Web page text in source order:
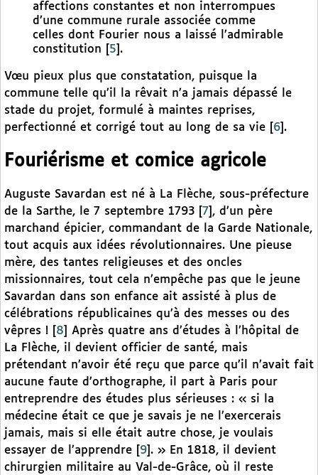
affections constantes et non interrompues
d’une commune rurale associée comme
celles dont Fourier nous a laissé l’admirable
constitution
5 .
Vœu pieux plus que constatation, puisque la
commune telle qu’il la rêvait n’a jamais dépassé le
stade du projet, formulé à maintes reprises,
perfectionné et corrigé tout au long de sa vie
6 .
Fouriérisme et comice agricole
Auguste Savardan est né à La Flèche, sous-préfecture
de la Sarthe, le 7 septembre 1793
7 , d’un père
marchand épicier, commandant de la Garde Nationale,
tout acquis aux idées révolutionnaires. Une pieuse
mère, des tantes religieuses et des oncles
missionnaires, tout cela n’empêche pas que le jeune
Savardan dans son enfance ait assisté à plus de
célébrations républicaines qu’à des messes ou des
vêpres !
8
Après quatre ans d’études à l’hôpital de
La Flèche, il devient officier de santé, mais
prétendant n’avoir été reçu que parce qu’il n’avait fait
aucune faute d’orthographe, il part à Paris pour
entreprendre des études plus sérieuses : « si la
médecine était ce que je savais je ne l’exercerais
jamais, mais si elle était autre chose, je voulais
essayer de l’apprendre
9 . » En 1818, il devient
chirurgien militaire au Val-de-Grâce, où il reste